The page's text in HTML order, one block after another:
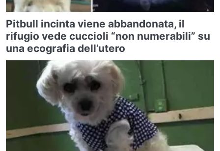
Pitbull incinta viene abbandonata, il
rifugio vede cuccioli “non numerabili” su
una ecografia dell’utero